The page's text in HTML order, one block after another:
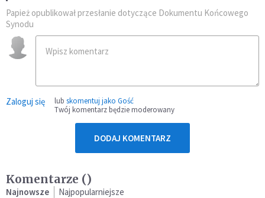
Papież opublikował przesłanie dotyczące Dokumentu Końcowego
Synodu
Zaloguj się lub skomentuj jako Gość
Twój komentarz będzie moderowany
DODAJ KOMENTARZ
Komentarze ()
Najnowsze Najpopularniejsze